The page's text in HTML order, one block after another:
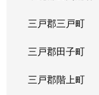
三戸郡三戸町
三戸郡田子町
三戸郡階上町